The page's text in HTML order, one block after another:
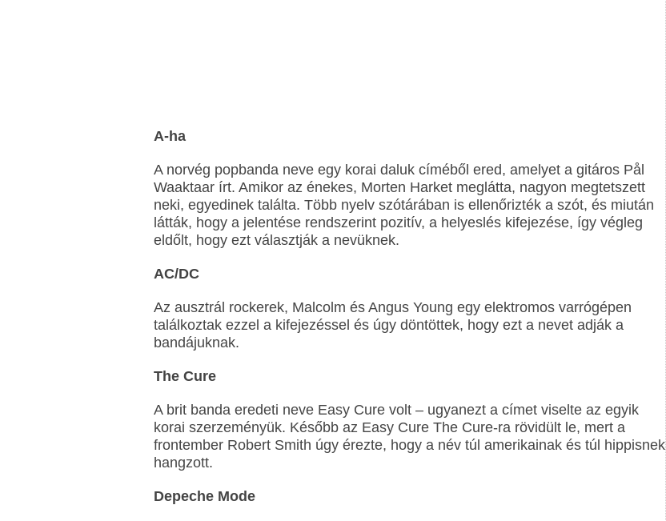
A-ha
A norvég popbanda neve egy korai daluk címéből ered, amelyet a gitáros Pål
Waaktaar írt. Amikor az énekes, Morten Harket meglátta, nagyon megtetszett
neki, egyedinek találta. Több nyelv szótárában is ellenőrizték a szót, és miután
látták, hogy a jelentése rendszerint pozitív, a helyeslés kifejezése, így végleg
eldőlt, hogy ezt választják a nevüknek.
AC/DC
Az ausztrál rockerek, Malcolm és Angus Young egy elektromos varrógépen
találkoztak ezzel a kifejezéssel és úgy döntöttek, hogy ezt a nevet adják a
bandájuknak.
The Cure
A brit banda eredeti neve Easy Cure volt – ugyanezt a címet viselte az egyik
korai szerzeményük. Később az Easy Cure The Cure-ra rövidült le, mert a
frontember Robert Smith úgy érezte, hogy a név túl amerikainak és túl hippisnek
hangzott.
Depeche Mode